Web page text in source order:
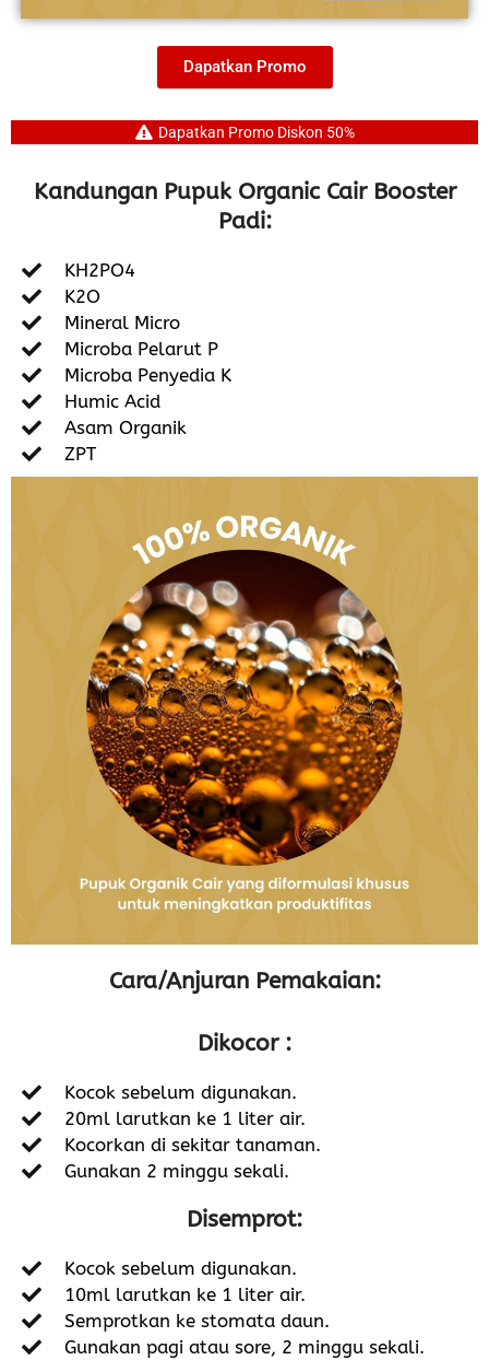
Dapatkan Promo
Dapatkan Promo Diskon 50%
Kandungan Pupuk Organic Cair Booster
Padi:
KH2PO4
K2O
Mineral Micro
Microba Pelarut P
Microba Penyedia K
Humic Acid
Asam Organik
ZPT
Cara/Anjuran Pemakaian:
Dikocor :
Kocok sebelum digunakan.
20ml larutkan ke 1 liter air.
Kocorkan di sekitar tanaman.
Gunakan 2 minggu sekali.
Disemprot:
Kocok sebelum digunakan.
10ml larutkan ke 1 liter air.
Semprotkan ke stomata daun.
Gunakan pagi atau sore, 2 minggu sekali.